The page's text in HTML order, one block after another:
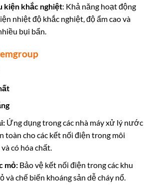
kiện khắc nghiệt: Khả năng hoạt động
nhiệt độ khắc nghiệt, độ ẩm cao và
bụi bẩn.
Ứng dụng trong các nhà máy xử lý nước
toàn cho các kết nối điện trong môi
có hóa chất.
mỏ:Bảo vệ kết nối điện trong các khu
và chế biến khoáng sản dễ cháy nổ.